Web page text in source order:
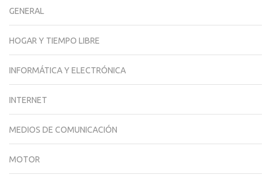
GENERAL
HOGAR Y TIEMPO LIBRE
INFORMÁTICA Y ELECTRÓNICA
INTERNET
MEDIOS DE COMUNICACIÓN
MOTOR